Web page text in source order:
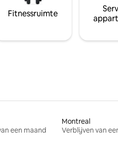
Fitnessruimte
een maand
Montreal
Verblijven van